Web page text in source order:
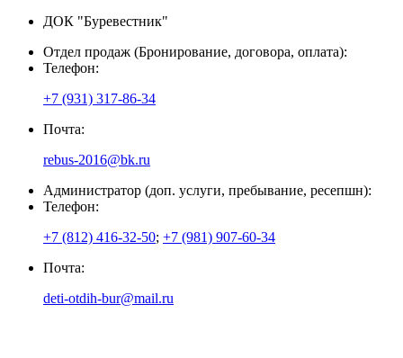
ДОК "Буревестник"
Отдел продаж (Бронирование, договора, оплата):
Телефон:
+7 (931) 317-86-34
Почта:
rebus-2016@bk.ru
Администратор (доп. услуги, пребывание, ресепшн):
Телефон:
+7 (812) 416-32-50; +7 (981) 907-60-34
Почта:
deti-otdih-bur@mail.ru